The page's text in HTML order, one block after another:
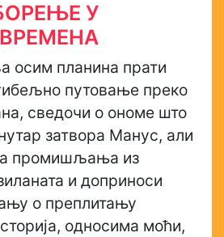
У
осим планина прати
путовање преко
сведочи о ономе што
затвора Манус, али
промишљања из
и доприноси
о преплитању
односима моћи,